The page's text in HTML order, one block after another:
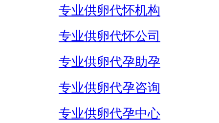
专业供卵代怀机构
专业供卵代怀公司
专业供卵代孕助孕
专业供卵代孕咨询
专业供卵代孕中心